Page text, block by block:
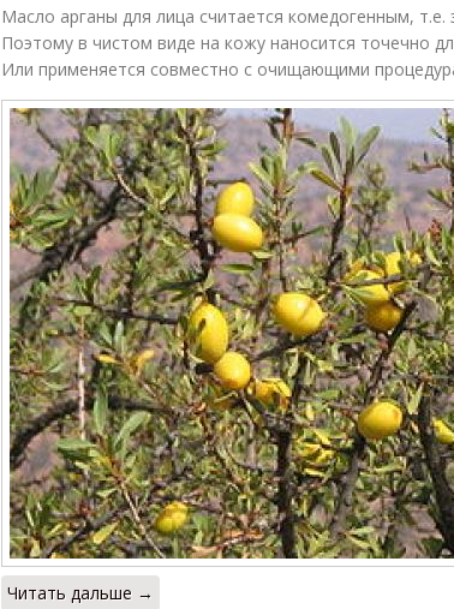
Масло арганы для лица считается комедогенным, т.е.
Поэтому в чистом виде на кожу наносится точечно
Или применяется совместно с очищающими
Читать дальше →